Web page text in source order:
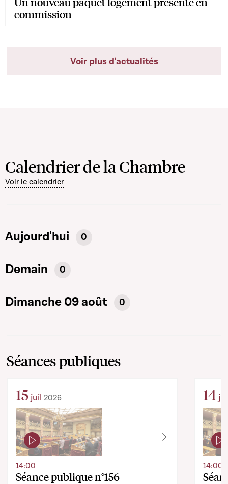
commission
Voir plus d'actualités
Calendrier de la Chambre
Voir le calendrier
Aujourd'hui 0
Demain 0
Dimanche 09 août 0
Séances publiques
15 juil 2026
Séance publique n°156
14:00
14
14:00